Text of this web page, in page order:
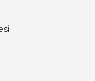
göster